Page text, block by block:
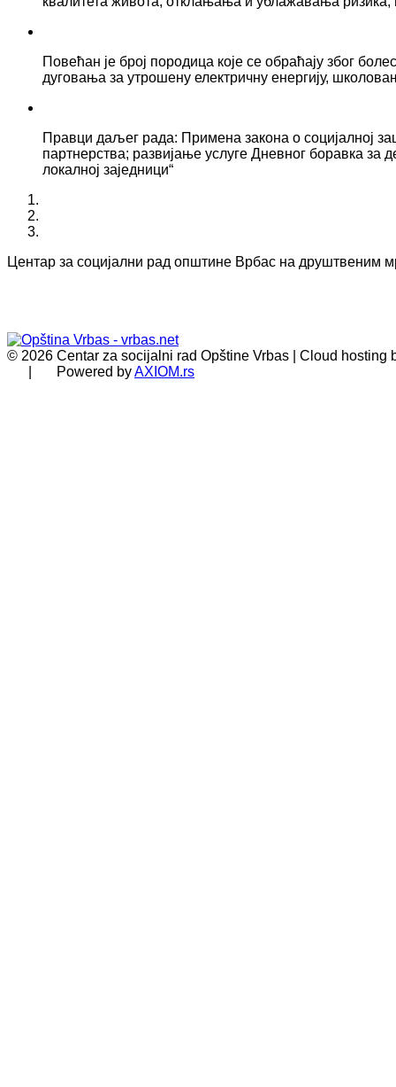
Повећан је број породица које се обраћају због
дуговања за утрошену електричну енергију,
Правци даљег рада: Примена закона о социјалној
партнерства; развијање услуге Дневног боравка
локалној заједници“
Центар за социјални рад општине Врбас на друштвеним
© 2026 Centar za socijalni rad Opštine Vrbas | Cloud hosting
| Powered byAXIOM.rs